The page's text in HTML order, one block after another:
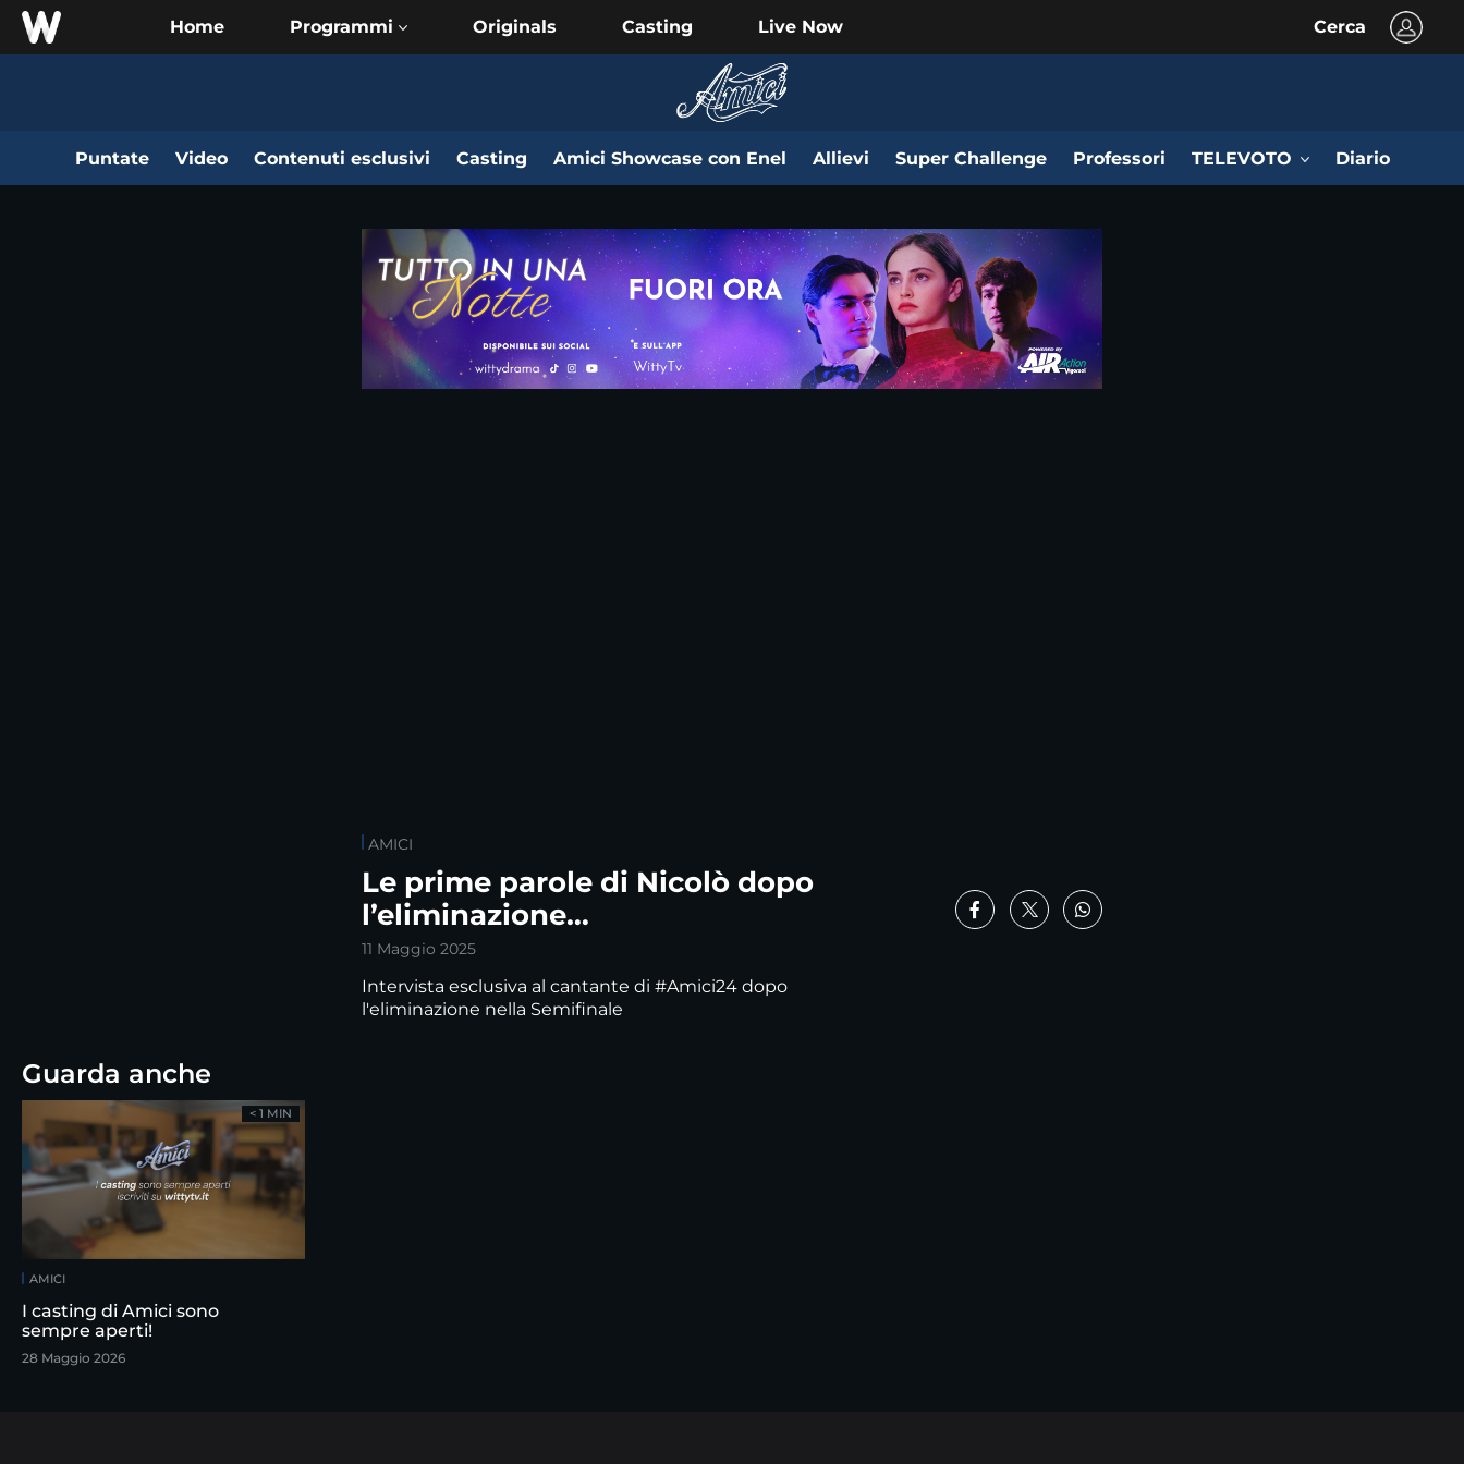
Home Originals Casting Live Now Cerca
Puntate Video Contenuti esclusivi Casting Amici Showcase con Enel Allievi Super Challenge Professori TELEVOTO Diario
AMICI
Le prime parole di Nicolò dopo
l’eliminazione…
11 Maggio 2025
Intervista esclusiva al cantante di #Amici24 dopo
l'eliminazione nella Semifinale
Guarda anche
AMICI
I casting di Amici sono
sempre aperti!
28 Maggio 2026
< 1 MIN